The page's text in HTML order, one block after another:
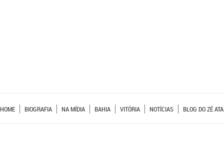
HOME BIOGRAFIA NA MÍDIA BAHIA VITÓRIA NOTÍCIAS BLOG DO ZÉ